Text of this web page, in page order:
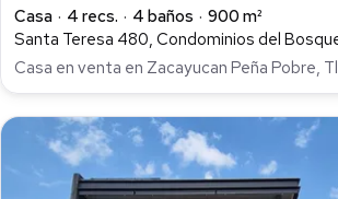
Casa
4 recs. 4 baños
900 m²
Santa Teresa 480, Condominios del
Casa en venta en Zacayucan Peña Pobre,